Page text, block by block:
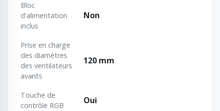
Bloc
d'alimentation
inclus
Non
Prise en charge
des diamètres
des ventilateurs
avants
120 mm
Touche de
contrôle RGB
Oui